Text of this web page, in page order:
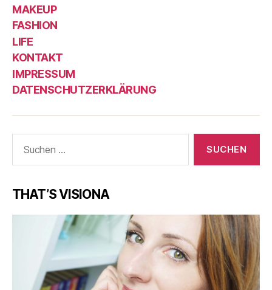
MAKEUP
FASHION
LIFE
KONTAKT
IMPRESSUM
DATENSCHUTZERKLÄRUNG
nach:
THAT’S VISIONA